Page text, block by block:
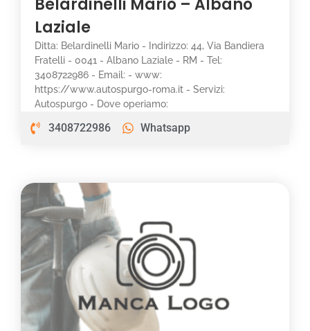
Laziale
Ditta: Belardinelli Mario - Indirizzo: 44, Via Bandiera
Fratelli - 0041 - Albano Laziale - RM - Tel:
3408722986 - Email: - www:
https://www.autospurgo-roma.it - Servizi:
Autospurgo - Dove operiamo:
3408722986 Whatsapp